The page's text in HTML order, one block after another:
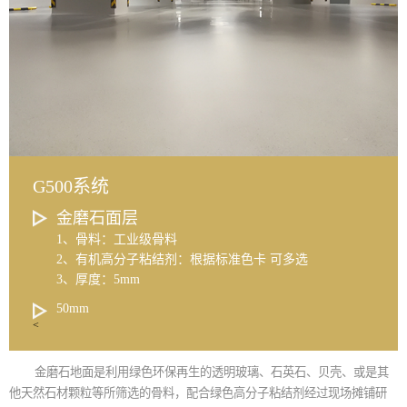
G500系统
金磨石面层
1、骨料：工业级骨料
2、有机高分子粘结剂：根据标准色卡 可多选
3、厚度：5mm
50mm
<
金磨石地面是利用绿色环保再生的透明玻璃、石英石、贝壳、或是其
他天然石材颗粒等所筛选的骨料，配合绿色高分子粘结剂经过现场摊铺研